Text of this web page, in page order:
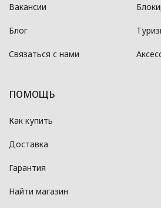
Вакансии
Блог
Связаться с нами
ПОМОЩЬ
Как купить
Доставка
Гарантия
Найти магазин